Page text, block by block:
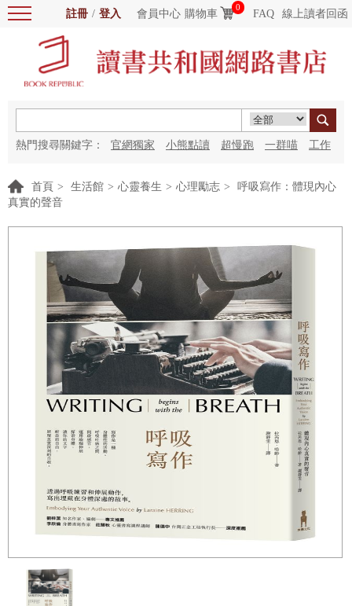
註冊 / 登入 會員中心 購物車
0
FAQ 線上讀者回函
熱門搜尋關鍵字： 官網獨家 小熊點讀 超慢跑 一群喵 工作
首頁 > 生活館 > 心靈養生 > 心理勵志 >
呼吸寫作：體現內心
真實的聲音